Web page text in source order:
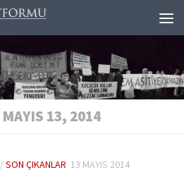
MAYIS 13, 2014
/SON ÇIKANLAR 13 MAYIS 2014